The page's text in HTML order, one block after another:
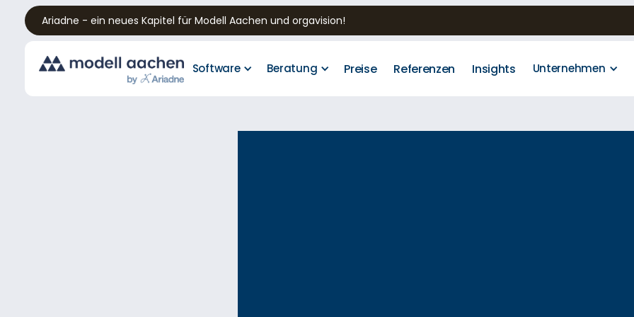
Ariadne - ein neues Kapitel für Modell Aachen und orgavision!
Software Beratung Preise Referenzen Insights Unternehmen